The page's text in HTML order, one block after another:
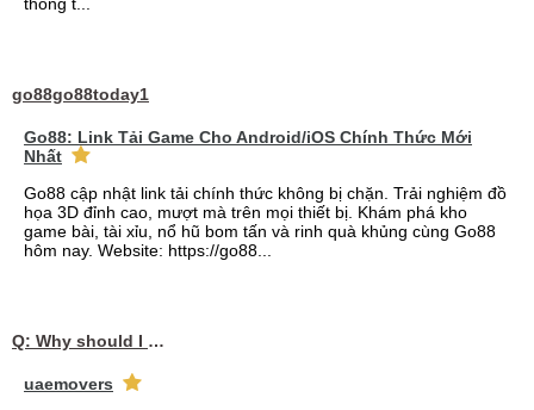
go88go88today1
Go88: Link Tải Game Cho Android/iOS Chính Thức Mới
Nhất
Go88 cập nhật link tải chính thức không bị chặn. Trải nghiệm đồ
họa 3D đỉnh cao, mượt mà trên mọi thiết bị. Khám phá kho
game bài, tài xỉu, nổ hũ bom tấn và rinh quà khủng cùng Go88
hôm nay. Website: https://go88...
Q: Why should I choose affordable handyman movers in Dubai for my relocation and maintenance needs?
uaemovers